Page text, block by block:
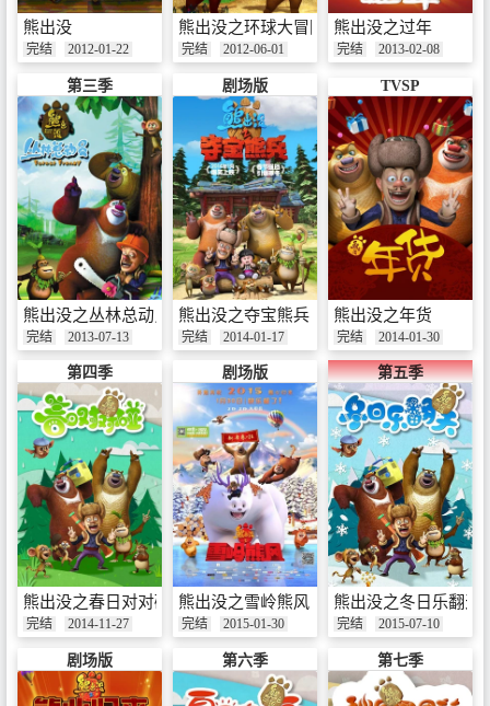
熊出没
完结 2012-01-22
熊出没之环球大冒险
完结 2012-06-01
熊出没之过年
完结 2013-02-08
第三季
熊出没之丛林总动员
完结 2013-07-13
剧场版
熊出没之夺宝熊兵
完结 2014-01-17
TVSP
熊出没之年货
完结 2014-01-30
第四季
熊出没之春日对对碰
完结 2014-11-27
剧场版
熊出没之雪岭熊风
完结 2015-01-30
第五季
熊出没之冬日乐翻天
完结 2015-07-10
剧场版 第六季 第七季